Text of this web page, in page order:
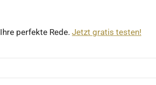
Ihre perfekte Rede. Jetzt gratis testen!